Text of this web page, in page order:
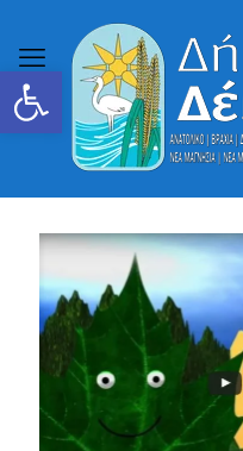
Ανοίξτε τη γραμμή εργαλείων